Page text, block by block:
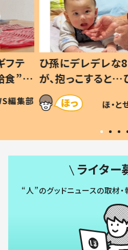
フテ
食”を
の親
編集部
ひ孫にデレデレな
が、抱っこすると
「涙が出ました」「
い」
ほ・
ライター
“人”のグッドニュースの取材